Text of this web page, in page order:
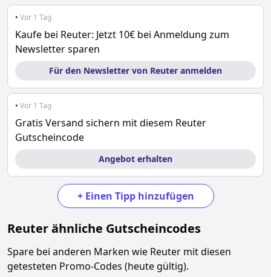
• Vor 1 Tag
Kaufe bei Reuter: Jetzt 10€ bei Anmeldung zum
Newsletter sparen
Für den Newsletter von Reuter anmelden
• Vor 1 Tag
Gratis Versand sichern mit diesem Reuter
Gutscheincode
Angebot erhalten
+ Einen Tipp hinzufügen
Reuterähnliche Gutscheincodes
Spare bei anderen Marken wie Reuter mit diesen
getesteten Promo-Codes (heute gültig).